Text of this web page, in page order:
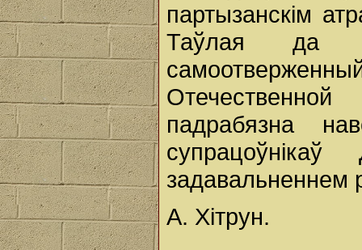
партызанскім
Таўлая да
падрабязна
задавальненнем
А. Хітрун.